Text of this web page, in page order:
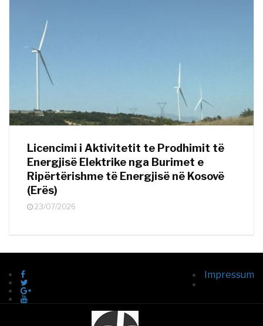
Licencimi i Aktivitetit te Prodhimit të
Energjisë Elektrike nga Burimet e
Ripërtërishme të Energjisë në Kosovë
(Erës)
23/07/2026
Impressum